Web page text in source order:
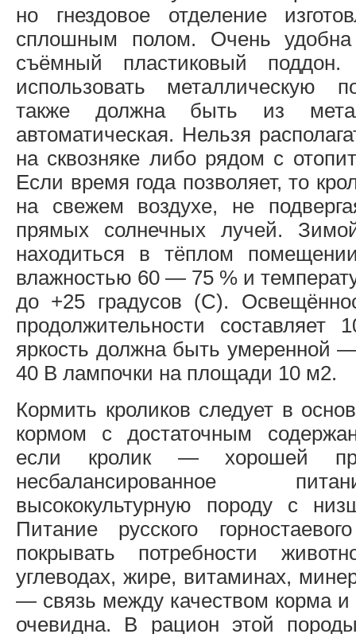
но гнездовое отделение
сплошным полом. Очень
съёмный пластиковый
использовать металлическую
также должна быть из
автоматическая. Нельзя
на сквозняке либо рядом с
Если время года позволяет, то
на свежем воздухе, не
прямых солнечных лучей.
находиться в тёплом
влажностью 60 — 75 % и
до +25 градусов (С).
продолжительности
яркость должна быть умеренной
40 В лампочки на площади 10 м2.
Кормить кроликов следует в
кормом с достаточным
если кролик — хорошей
несбалансированное
высококультурную породу с
Питание русского
покрывать потребности
углеводах, жире, витаминах,
— связь между качеством корма и
очевидна. В рацион этой